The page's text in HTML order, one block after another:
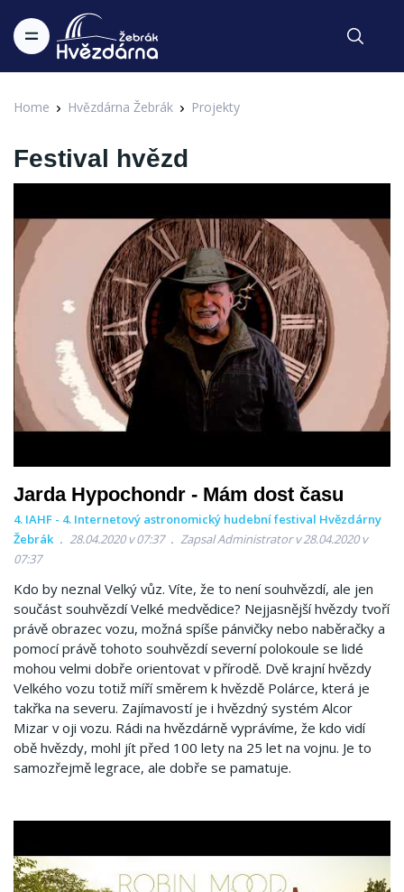
Home Hvězdárna Žebrák Projekty
Festival hvězd
Jarda Hypochondr - Mám dost času
4. IAHF - 4. Internetový astronomický hudební festival Hvězdárny
Žebrák
28.04.2020 v 07:37
Zapsal Administrator v 28.04.2020 v
07:37
Kdo by neznal Velký vůz. Víte, že to není souhvězdí, ale jen
součást souhvězdí Velké medvědice? Nejjasnější hvězdy tvoří
právě obrazec vozu, možná spíše pánvičky nebo naběračky a
pomocí právě tohoto souhvězdí severní polokoule se lidé
mohou velmi dobře orientovat v přírodě. Dvě krajní hvězdy
Velkého vozu totiž míří směrem k hvězdě Polárce, která je
takřka na severu. Zajímavostí je i hvězdný systém Alcor
Mizar v oji vozu. Rádi na hvězdárně vyprávíme, že kdo vidí
obě hvězdy, mohl jít před 100 lety na 25 let na vojnu. Je to
samozřejmě legrace, ale dobře se pamatuje.